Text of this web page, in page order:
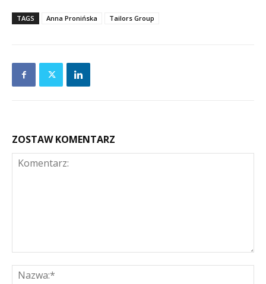
TAGS Anna Pronińska Tailors Group
ZOSTAW KOMENTARZ